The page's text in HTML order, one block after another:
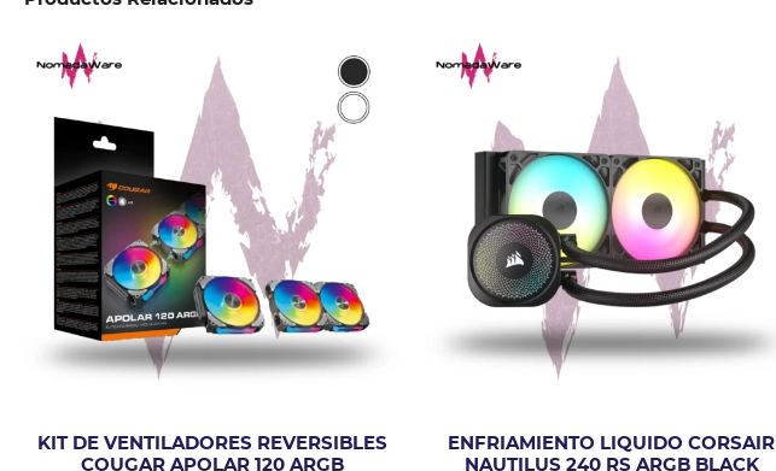
KIT DE VENTILADORES REVERSIBLES
COUGAR APOLAR 120 ARGB
ENFRIAMIENTO LIQUIDO CORSAIR
NAUTILUS 240 RS ARGB BLACK